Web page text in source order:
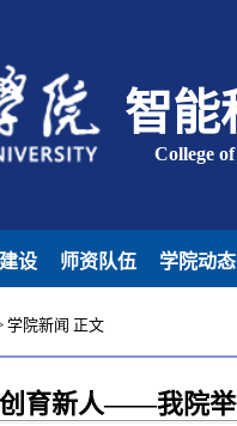
智能
College
设 师资队伍 学院动态
学院新闻 正文
育新人——我院